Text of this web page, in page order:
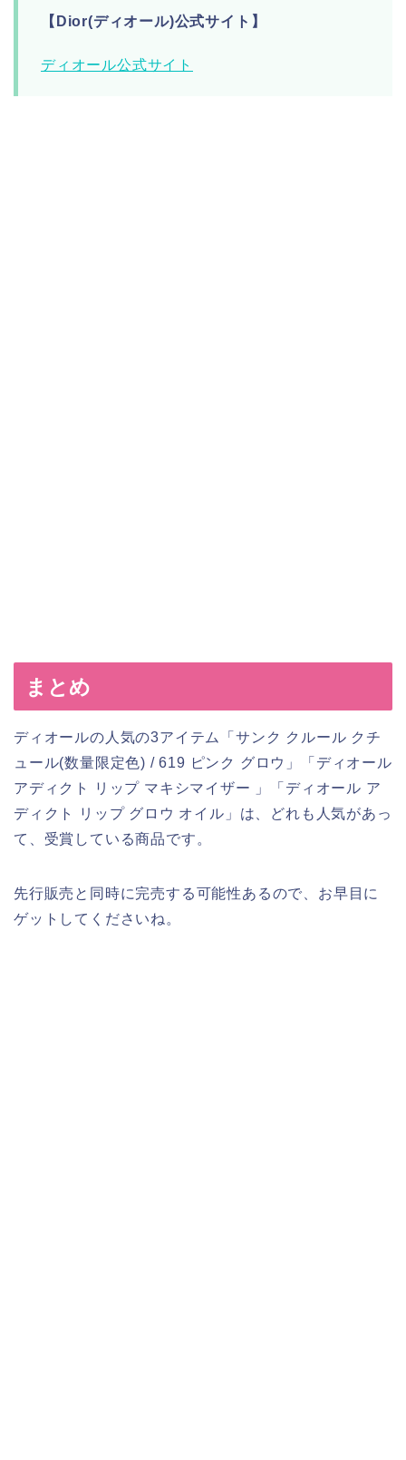
【Dior(ディオール)公式サイト】
ディオール公式サイト
まとめ
ディオールの人気の3アイテム「サンク クルール クチ
ュール(数量限定色) / 619 ピンク グロウ」「ディオール
アディクト リップ マキシマイザー 」「ディオール ア
ディクト リップ グロウ オイル」は、どれも人気があっ
て、受賞している商品です。
先行販売と同時に完売する可能性あるので、お早目に
ゲットしてくださいね。